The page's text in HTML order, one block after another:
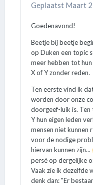
Geplaatst Maart
Goedenavond!
Beetje bij beetje
op Duken een topic
meer hebben tot
X of Y zonder reden.
Ten eerste vind ik
worden door onze
doorgeef-luik is.
Y hun eigen leden
mensen niet kunnen
voor de nodige
hiervan kunnen zijn...
persé op dergelijke
Vaak zie ik dezelfde
denk dan: "Er